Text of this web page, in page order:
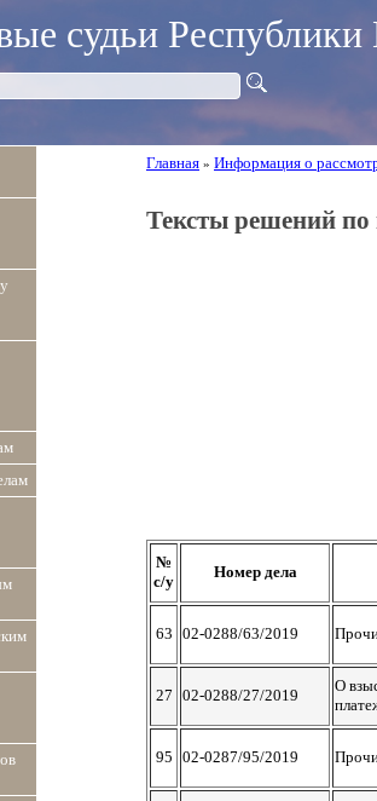
судьи
Главная » Информация о
Тексты решений
№
с/у
Номер дела
63 02-0288/63/2019
27 02-0288/27/2019
О
95 02-0287/95/2019